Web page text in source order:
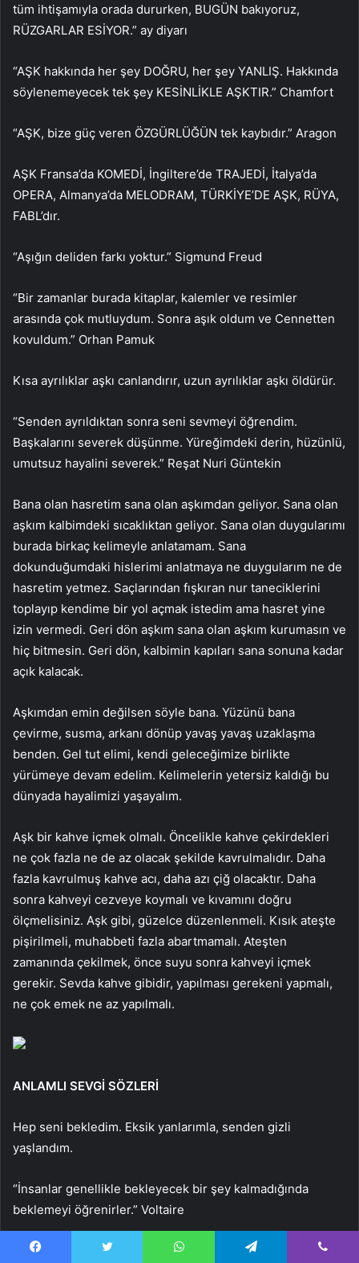
tüm ihtişamıyla orada dururken, BUGÜN bakıyoruz,
RÜZGARLAR ESİYOR.” ay diyarı
“AŞK hakkında her şey DOĞRU, her şey YANLIŞ. Hakkında
söylenemeyecek tek şey KESİNLİKLE AŞKTIR.” Chamfort
“AŞK, bize güç veren ÖZGÜRLÜĞÜN tek kaybıdır.” Aragon
AŞK Fransa’da KOMEDİ, İngiltere’de TRAJEDİ, İtalya’da
OPERA, Almanya’da MELODRAM, TÜRKİYE’DE AŞK, RÜYA,
FABL’dır.
“Aşığın deliden farkı yoktur.” Sigmund Freud
“Bir zamanlar burada kitaplar, kalemler ve resimler
arasında çok mutluydum. Sonra aşık oldum ve Cennetten
kovuldum.” Orhan Pamuk
Kısa ayrılıklar aşkı canlandırır, uzun ayrılıklar aşkı öldürür.
“Senden ayrıldıktan sonra seni sevmeyi öğrendim.
Başkalarını severek düşünme. Yüreğimdeki derin, hüzünlü,
umutsuz hayalini severek.” Reşat Nuri Güntekin
Bana olan hasretim sana olan aşkımdan geliyor. Sana olan
aşkım kalbimdeki sıcaklıktan geliyor. Sana olan duygularımı
burada birkaç kelimeyle anlatamam. Sana
dokunduğumdaki hislerimi anlatmaya ne duygularım ne de
hasretim yetmez. Saçlarından fışkıran nur taneciklerini
toplayıp kendime bir yol açmak istedim ama hasret yine
izin vermedi. Geri dön aşkım sana olan aşkım kurumasın ve
hiç bitmesin. Geri dön, kalbimin kapıları sana sonuna kadar
açık kalacak.
Aşkımdan emin değilsen söyle bana. Yüzünü bana
çevirme, susma, arkanı dönüp yavaş yavaş uzaklaşma
benden. Gel tut elimi, kendi geleceğimize birlikte
yürümeye devam edelim. Kelimelerin yetersiz kaldığı bu
dünyada hayalimizi yaşayalım.
Aşk bir kahve içmek olmalı. Öncelikle kahve çekirdekleri
ne çok fazla ne de az olacak şekilde kavrulmalıdır. Daha
fazla kavrulmuş kahve acı, daha azı çiğ olacaktır. Daha
sonra kahveyi cezveye koymalı ve kıvamını doğru
ölçmelisiniz. Aşk gibi, güzelce düzenlenmeli. Kısık ateşte
pişirilmeli, muhabbeti fazla abartmamalı. Ateşten
zamanında çekilmek, önce suyu sonra kahveyi içmek
gerekir. Sevda kahve gibidir, yapılması gerekeni yapmalı,
ne çok emek ne az yapılmalı.
ANLAMLI SEVGİ SÖZLERİ
Hep seni bekledim. Eksik yanlarımla, senden gizli
yaşlandım.
“İnsanlar genellikle bekleyecek bir şey kalmadığında
beklemeyi öğrenirler.” Voltaire
“Nefsi için nefsi seven, nefsi tarafından sevilir. Nefsi için